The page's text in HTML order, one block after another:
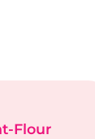
Flour